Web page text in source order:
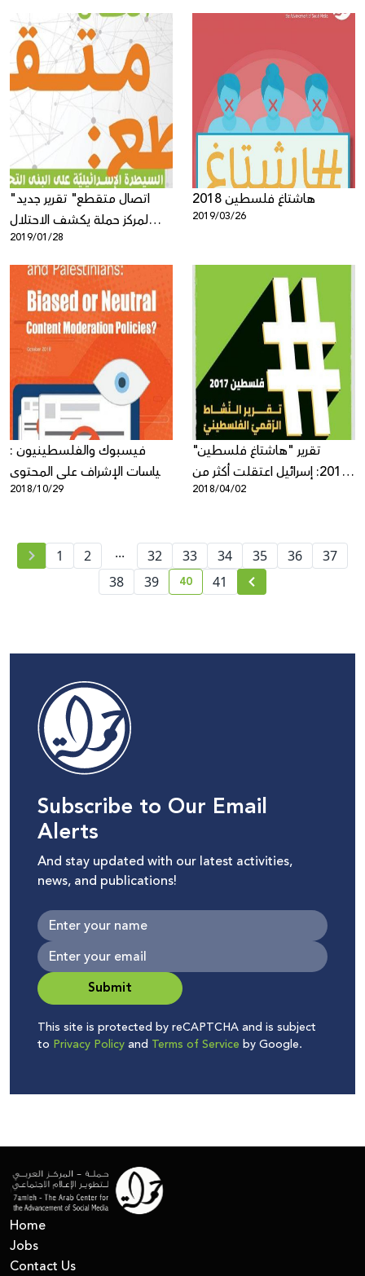
التجريمية وسندان تواطؤ
شركات الانترنت
"اتصال متقطع" تقرير جديد
لمركز حملة يكشف الاحتلال
الرقمي لقطاع الاتصالات
الفلسطينية
2019/01/28
هاشتاغ فلسطين 2018
2019/03/26
فيسبوك والفلسطينيون :
سياسات الإشراف على المحتوى
بين التحيز والاعتدال؟- ورقة
2018/10/29
تقرير "هاشتاغ فلسطين"
2017: إسرائيل اعتقلت أكثر من
300 فلسطينيّ على خلفية
2018/04/02
1 2 ... 32 33 34 35 36
37
38
39 current page number
40 41
Subscribe to Our Email
Alerts
And stay updated with our latest activities,
news, and publications!
Submit
This site is protected by reCAPTCHA and is subject
to Privacy Policyand Terms of Service by Google.
Home
Jobs
Contact Us